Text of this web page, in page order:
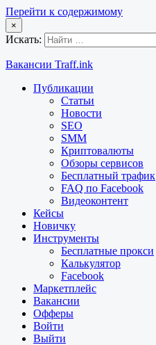
Перейти к содержимому
×
Искать:
Вакансии Traff.ink
Публикации
Статьи
Новости
SEO
SMM
Криптовалюты
Обзоры сервисов
Бесплатный трафик
FAQ по Facebook
Видеоконтент
Кейсы
Новичку
Инструменты
Бесплатные прокси
Калькулятор
Facebook
Маркетплейс
Вакансии
Офферы
Войти
Выйти